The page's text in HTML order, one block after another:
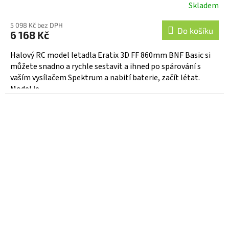
Skladem
5 098 Kč bez DPH
6 168 Kč Do košíku
Halový RC model letadla Eratix 3D FF 860mm BNF Basic si
můžete snadno a rychle sestavit a ihned po spárování s
vaším vysílačem Spektrum a nabití baterie, začít létat.
Model je...